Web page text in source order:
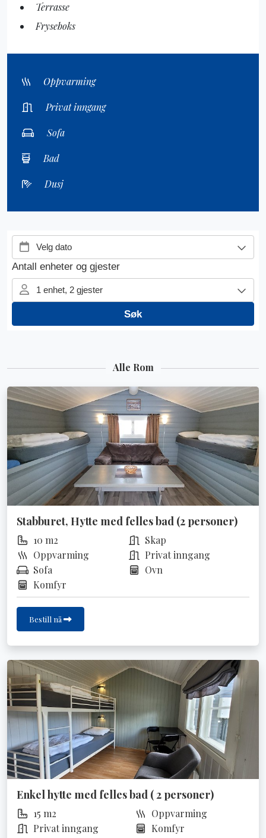
Terrasse
Fryseboks
Oppvarming
Privat inngang
Sofa
Bad
Dusj
Alle Rom
Stabburet, Hytte med felles bad (2 personer)
10 m2
Skap
Oppvarming
Privat inngang
Sofa
Ovn
Komfyr
Bestill nå
Enkel hytte med felles bad ( 2 personer)
15 m2
Oppvarming
Privat inngang
Komfyr